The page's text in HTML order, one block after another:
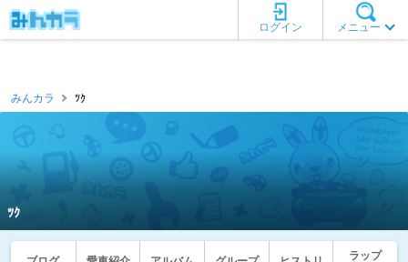
メニュー
ログイン
みんカラ ﾂｸ
ﾂｸ
ラップ